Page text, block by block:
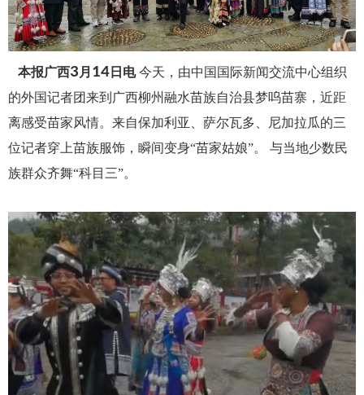
本报广西3 月 14 日电 今天，由中国国际新闻交流中心组织
的外国记者团来到广西柳州融水苗族自治县梦呜苗寨，近距
离感受苗家风情。来自保加利亚、萨尔瓦多、尼加拉瓜的三
位记者穿上苗族服饰，瞬间变身“苗家姑娘”。
与当地少数民
族群众齐舞“科目三”。